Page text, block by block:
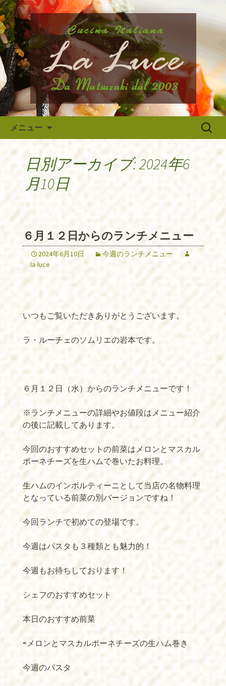
府中のイタリア料理『ラ・ルー
チェ』の最新情報
府中市、国分寺、調布などから近いイ
タリア料理『ラ・ルーチェ』のブログ
です。旬の食材の入荷情報や、新メニ
ュー・限定メニューなどの最新情報、
アルバイトさんや調理スタッフの求人
情報まで幅広く当店の情報をお届けい
たします。
メニュー
検
日別アーカイブ: 2024年6
月10日
６月１２日からのランチメニュー
2024年6月10日
今週のランチメニュー
la-luce
⁡いつもご覧いただきありがとうございます。
ラ・ルーチェのソムリエの岩本です。
６月１２日（水）からのランチメニューです！
※ランチメニューの詳細やお値段はメニュー紹介
の後に記載してあります。
今回のおすすめセットの前菜はメロンとマスカル
ポーネチーズを生ハムで巻いたお料理。
生ハムのインボルティーニとして当店の名物料理
となっている前菜の別バージョンですね！
今回ランチで初めての登場です。
今週はパスタも３種類とも魅力的！
今週もお待ちしております！
シェフのおすすめセット
本日のおすすめ前菜
⇨メロンとマスカルポーネチーズの生ハム巻き
今週のパスタ